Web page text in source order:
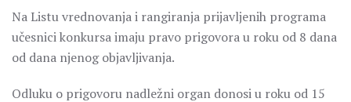
Na Listu vrednovanja i rangiranja prijavljenih programa
učesnici konkursa imaju pravo prigovora u roku od 8 dana
od dana njenog objavljivanja.
Odluku o prigovoru nadležni organ donosi u roku od 15